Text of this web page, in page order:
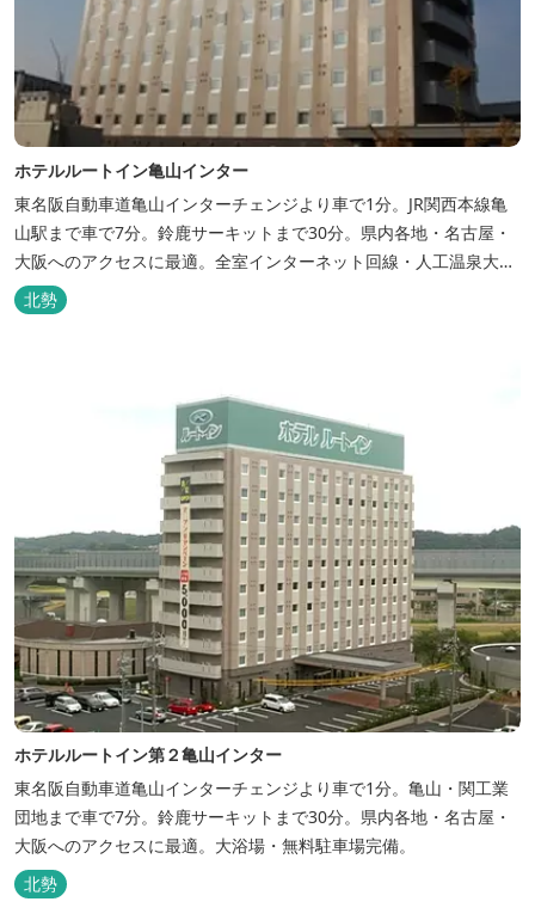
ホテルルートイン亀山インター
東名阪自動車道亀山インターチェンジより車で1分。JR関西本線亀
山駅まで車で7分。鈴鹿サーキットまで30分。県内各地・名古屋・
大阪へのアクセスに最適。全室インターネット回線・人工温泉大浴
場・無料平面駐車場89台完備。
北勢
ホテルルートイン第２亀山インター
東名阪自動車道亀山インターチェンジより車で1分。亀山・関工業
団地まで車で7分。鈴鹿サーキットまで30分。県内各地・名古屋・
大阪へのアクセスに最適。大浴場・無料駐車場完備。
北勢